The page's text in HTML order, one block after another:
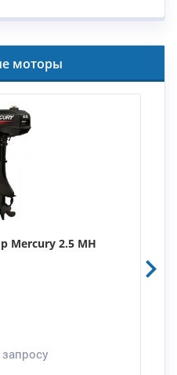
моторы
Mercury 2.5 MH